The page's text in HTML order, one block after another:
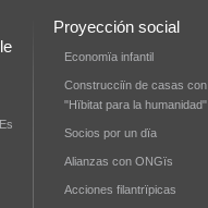
Proyección social
Economïa infantil
Construcciïn de casas con
"Hïbitat para la humanidad"
Socios por un dïa
Alianzas con ONGïs
Acciones filantrïpicas